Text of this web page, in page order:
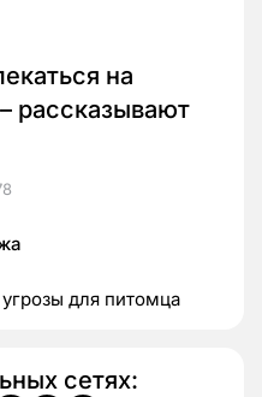
на
рассказывают
для питомца
сетях: